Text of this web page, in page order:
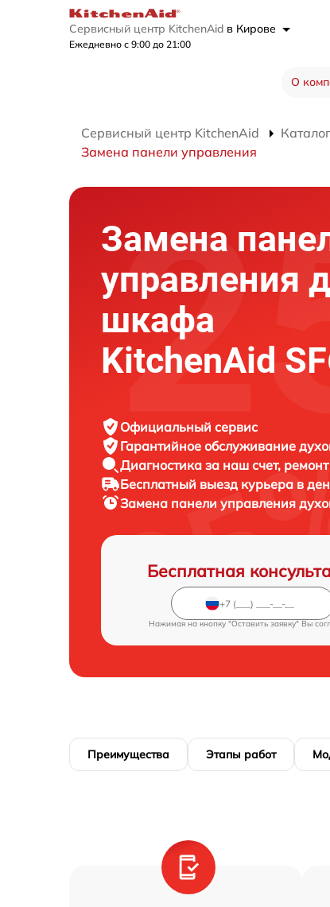
Сервисный центр KitchenAid в Кирове
Ежедневно с 9:00 до 21:00
О
Сервисный центр KitchenAid
Замена панели управления
Замена
управления
шкафа
KitchenAid
Официальный сервис
Гарантийное обслуживание
Диагностика за наш счет,
Бесплатный выезд курьера в
Замена панели управления
Бесплатная
Нажимая на кнопку "Оставить заявку" Вы
Преимущества Этапы работ